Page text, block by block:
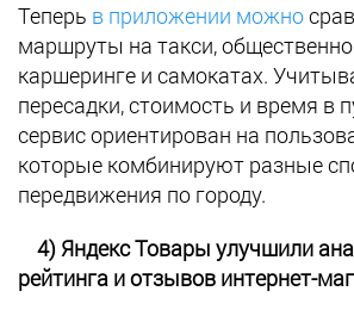
Теперь в приложении можно
маршруты на такси,
каршеринге и самокатах.
пересадки, стоимость и время в
сервис ориентирован на
которые комбинируют разные
передвижения по городу.
4) Яндекс Товары улучшили
рейтинга и отзывов интернет-